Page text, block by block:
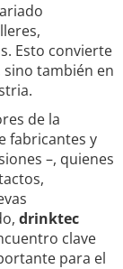
Esto convierte
sino también en
de la
fabricantes y
–, quienes
drinktec
clave
para el